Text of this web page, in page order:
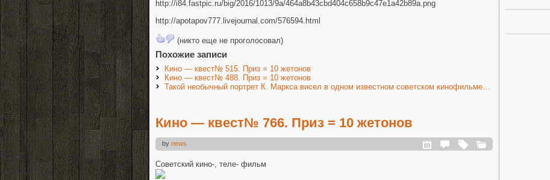
http://i84.fastpic.ru/big/2016/1013/9a/464a8b43cbd404c658b9c47e1a42b89a.png
http://apotapov777.livejournal.com/576594.html
(никто еще не проголосовал)
Похожие записи
Кино — квест№ 515. Приз = 10 жетонов
Кино — квест№ 488. Приз = 10 жетонов
Такой необычный портрет К. Маркса висел в одном известном советском кинофильме…
Кино — квест№ 766. Приз = 10 жетонов
by news
Советский кино-, теле- фильм